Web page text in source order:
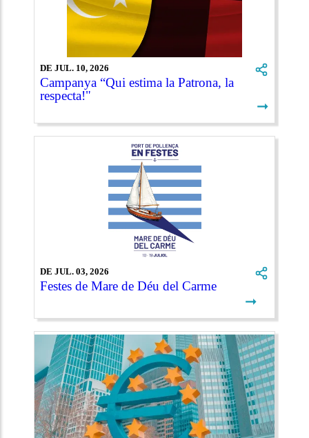
DE JUL. 10, 2026
Campanya “Qui estima la Patrona, la
respecta!"
➞
DE JUL. 03, 2026
Festes de Mare de Déu del Carme
➞